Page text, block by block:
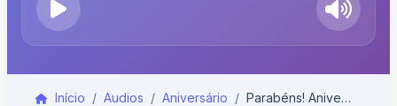
Início Audios Aniversário Parabéns! Aniversário da Criança e do Casal